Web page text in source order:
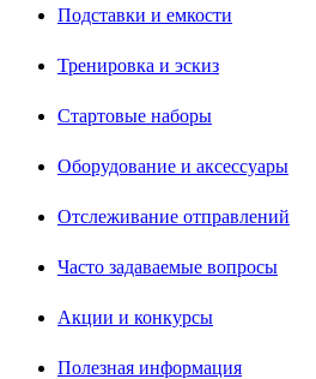
Подставки и емкости
Тренировка и эскиз
Стартовые наборы
Оборудование и аксессуары
Отслеживание отправлений
Часто задаваемые вопросы
Акции и конкурсы
Полезная информация